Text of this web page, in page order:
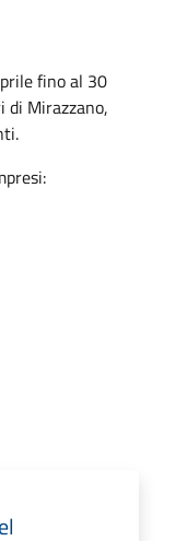
fino al 30
Mirazzano,